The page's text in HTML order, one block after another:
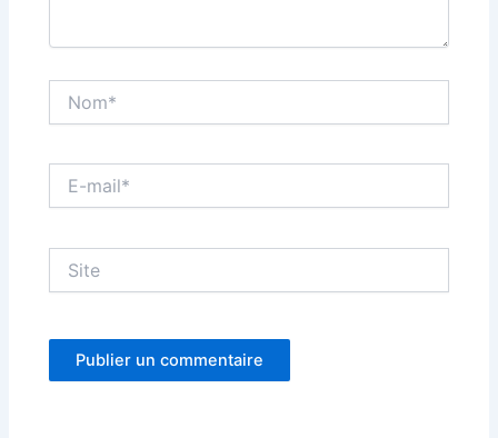
mail*